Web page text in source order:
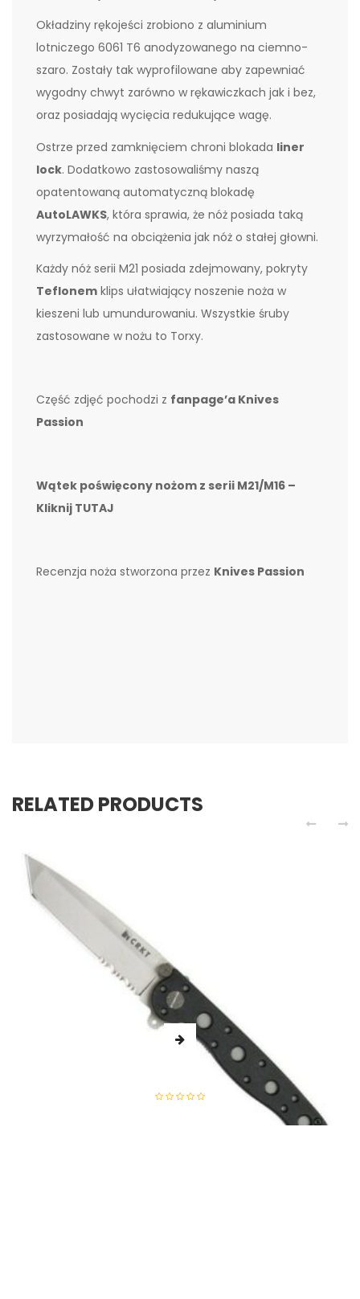
Okładziny rękojeści zrobiono z aluminium
lotniczego 6061 T6 anodyzowanego na ciemno-
szaro. Zostały tak wyprofilowane aby zapewniać
wygodny chwyt zarówno w rękawiczkach jak i bez,
oraz posiadają wycięcia redukujące wagę.
Ostrze przed zamknięciem chroni blokada liner
lock. Dodatkowo zastosowaliśmy naszą
opatentowaną automatyczną blokadę
AutoLAWKS, która sprawia, że nóż posiada taką
wyrzymałość na obciążenia jak nóż o stałej głowni.
Każdy nóż serii M21 posiada zdejmowany, pokryty
Teflonem klips ułatwiający noszenie noża w
kieszeni lub umundurowaniu. Wszystkie śruby
zastosowane w nożu to Torxy.
Część zdjęć pochodzi z fanpage’a Knives
Passion
Wątek poświęcony nożom z serii M21/M16 –
Kliknij TUTAJ
Recenzja noża stworzona przez Knives Passion
RELATED PRODUCTS
Noż CRKT M16-10Z